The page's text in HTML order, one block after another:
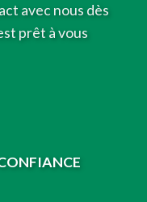
avec nous dès
prêt à vous